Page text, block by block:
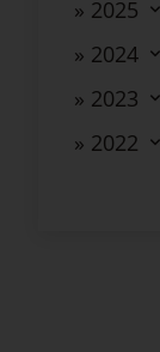
» 2025
» 2024
» 2023
» 2022